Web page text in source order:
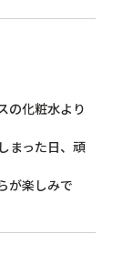
の化粧水より
まった日、頑
が楽しみで